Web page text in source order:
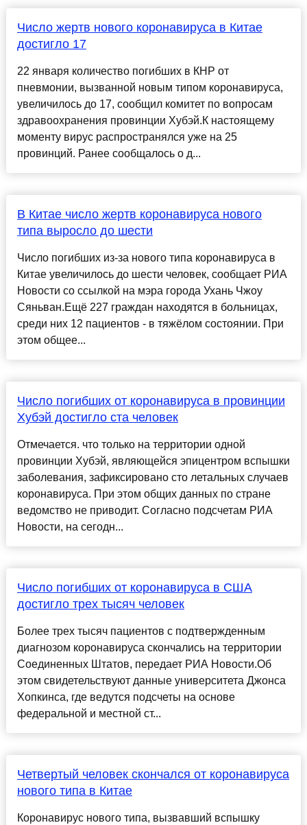
Число жертв нового коронавируса в Китае
достигло 17
22 января количество погибших в КНР от
пневмонии, вызванной новым типом коронавируса,
увеличилось до 17, сообщил комитет по вопросам
здравоохранения провинции Хубэй.К настоящему
моменту вирус распространялся уже на 25
провинций. Ранее сообщалось о д...
В Китае число жертв коронавируса нового
типа выросло до шести
Число погибших из-за нового типа коронавируса в
Китае увеличилось до шести человек, сообщает РИА
Новости со ссылкой на мэра города Ухань Чжоу
Сяньван.Ещё 227 граждан находятся в больницах,
среди них 12 пациентов - в тяжёлом состоянии. При
этом общее...
Число погибших от коронавируса в провинции
Хубэй достигло ста человек
Отмечается. что только на территории одной
провинции Хубэй, являющейся эпицентром вспышки
заболевания, зафиксировано сто летальных случаев
коронавируса. При этом общих данных по стране
ведомство не приводит. Согласно подсчетам РИА
Новости, на сегодн...
Число погибших от коронавируса в США
достигло трех тысяч человек
Более трех тысяч пациентов с подтвержденным
диагнозом коронавируса скончались на территории
Соединенных Штатов, передает РИА Новости.Об
этом свидетельствуют данные университета Джонса
Хопкинса, где ведутся подсчеты на основе
федеральной и местной ст...
Четвертый человек скончался от коронавируса
нового типа в Китае
Коронавирус нового типа, вызвавший вспышку